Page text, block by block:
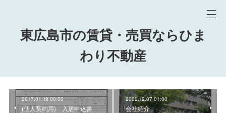
東広島市の賃貸・売買ならひま
わり不動産
2017.01.18 00:00
(個人契約用) 入居申込書
2002.12.07 01:00
会社紹介